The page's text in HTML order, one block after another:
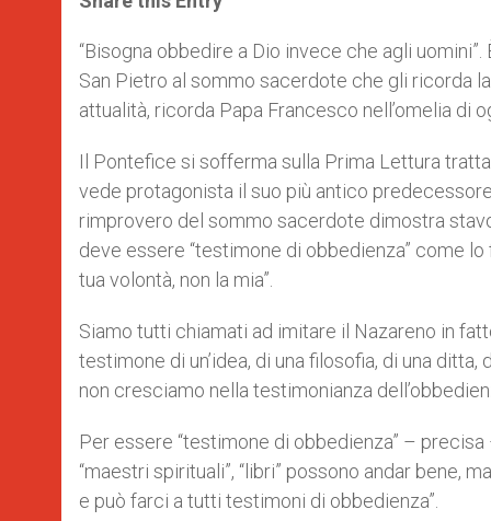
s
p
p
e
g
e
r
b
o
k
r
“Bisogna obbedire a Dio invece che agli
San Pietro al sommo sacerdote che gli ricorda
attualità, ricorda Papa Francesco nell’omelia di
Il Pontefice si sofferma sulla Prima Lettura
vede protagonista il suo più antico
rimprovero del sommo sacerdote dimostra
deve essere “testimone di obbedienza” come lo
tua volontà, non la mia”.
Siamo tutti chiamati ad imitare il Nazareno in
testimone di un’idea, di una filosofia, di una
non cresciamo nella testimonianza
Per essere “testimone di obbedienza” –
“maestri spirituali”, “libri” possono andar bene,
e può farci a tutti testimoni di obbedienza”.